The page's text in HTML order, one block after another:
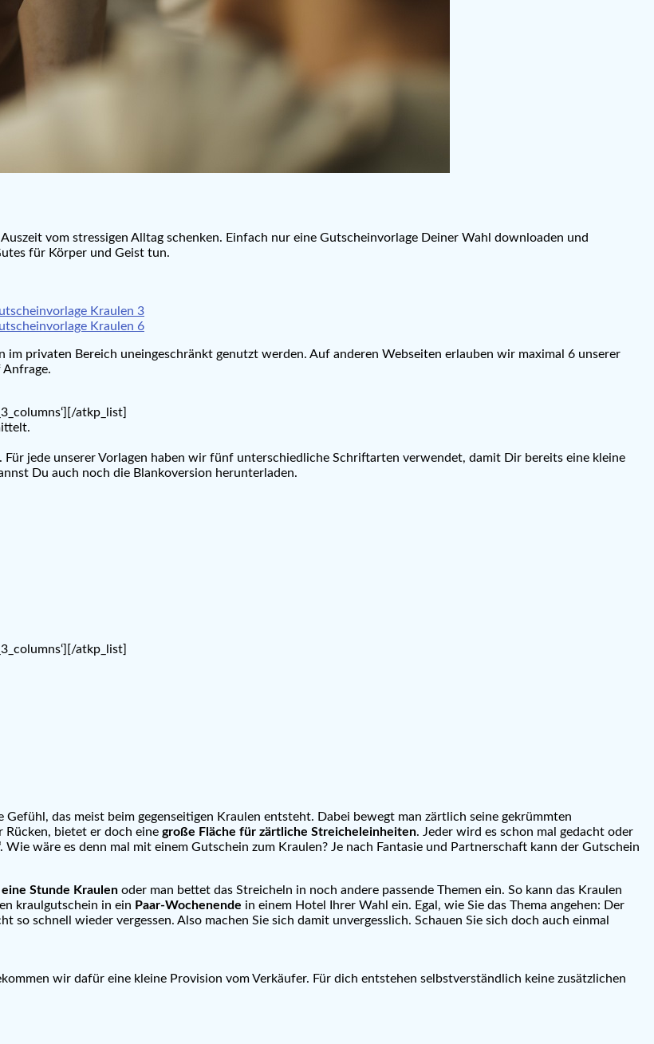
vom stressigen Alltag schenken. Einfach nur eine Gutscheinvorlage Deiner Wahl downloaden und
für Körper und Geist tun.
im privaten Bereich uneingeschränkt genutzt werden. Auf anderen Webseiten erlauben wir maximal 6 unserer
Anfrage.
atkp_list]
Für jede unserer Vorlagen haben wir fünf unterschiedliche Schriftarten verwendet, damit Dir bereits eine kleine
Du auch noch die Blankoversion herunterladen.
atkp_list]
das meist beim gegenseitigen Kraulen entsteht. Dabei bewegt man zärtlich seine gekrümmten
Rücken, bietet er doch eine große Fläche für zärtliche Streicheleinheiten. Jeder wird es schon mal gedacht oder
wäre es denn mal mit einem Gutschein zum Kraulen? Je nach Fantasie und Partnerschaft kann der Gutschein
eine Stunde Kraulen oder man bettet das Streicheln in noch andere passende Themen ein. So kann das Kraulen
kraulgutschein in ein Paar-Wochenende in einem Hotel Ihrer Wahl ein. Egal, wie Sie das Thema angehen: Der
schnell wieder vergessen. Also machen Sie sich damit unvergesslich. Schauen Sie sich doch auch einmal
wir dafür eine kleine Provision vom Verkäufer. Für dich entstehen selbstverständlich keine zusätzlichen